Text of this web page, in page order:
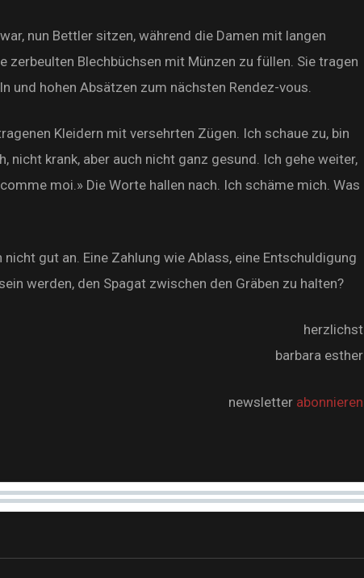
nun Bettler sitzen, während die Damen mit langen
zerbeulten Blechbüchsen mit Münzen zu füllen. Sie tragen
und hohen Absätzen zum nächsten Rendez-vous.
Kleidern mit versehrten Zügen. Ich schaue zu, bin
krank, aber auch nicht ganz gesund. Ich gehe weiter,
moi.» Die Worte hallen nach. Ich schäme mich. Was
gut an. Eine Zahlung wie Ablass, eine Entschuldigung
werden, den Spagat zwischen den Gräben zu halten?
herzlichst
barbara esther
newsletter abonnieren